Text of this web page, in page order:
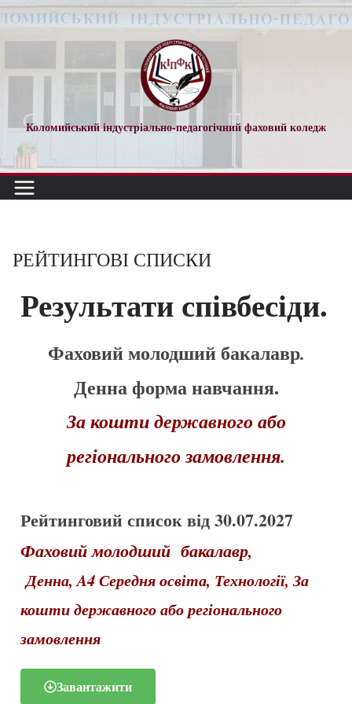
Коломийський індустріально-педагогічний фаховий коледж
РЕЙТИНГОВІ СПИСКИ
Результати співбесіди.
Фаховий молодший бакалавр.
Денна форма навчання.
За кошти державного або
регіонального замовлення.
Рейтинговий список від 30.07.2027
Фаховий молодший бакалавр,
Денна, A4 Середня освіта, Технології, За
кошти державного або регіонального
замовлення
Завантажити